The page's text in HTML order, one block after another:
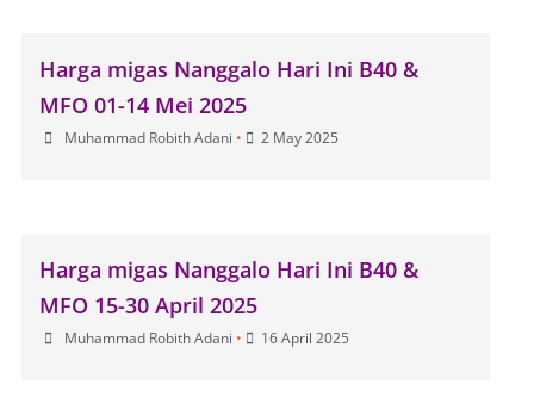
Harga migas Nanggalo Hari Ini B40 &
MFO 01-14 Mei 2025
Muhammad Robith Adani • 2 May 2025
Harga migas Nanggalo Hari Ini B40 &
MFO 15-30 April 2025
Muhammad Robith Adani • 16 April 2025